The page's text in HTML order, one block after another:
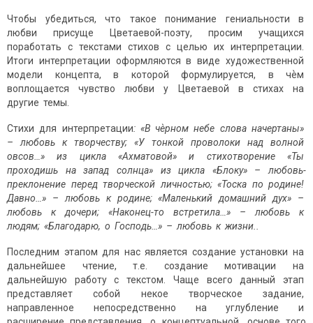
Чтобы убедиться, что такое понимание гениальности в
любви присуще Цветаевой-поэту, просим учащихся
поработать с текстами стихов с целью их интерпретации.
Итоги интерпретации оформляются в виде художественной
модели концепта, в которой формулируется, в чѐм
воплощается чувство любви у Цветаевой в стихах на
другие темы.
Стихи для интерпретации: «В чѐрном небе слова начертаны»
–
любовь к творчеству; «У тонкой проволоки над
волной
овсов…»
из цикла «Ахматовой» и стихотворение
«Ты
проходишь
на запад солнца» из цикла «Блоку» –
любовь-
преклонение перед творческой личностью; «Тоска по родине!
Давно…»
– любовь к родине; «Маленький домашний дух»
–
любовь
к дочери; «Наконец-то встретила…» – любовь
к
людям; «Благодарю, о Господь…» – любовь к жизни..
Последним этапом для нас является создание установки на
дальнейшее чтение, т.е. создание мотивации на
дальнейшую работу с текстом. Чаще всего данный этап
представляет собой некое творческое задание,
направленное непосредственно на углубление и